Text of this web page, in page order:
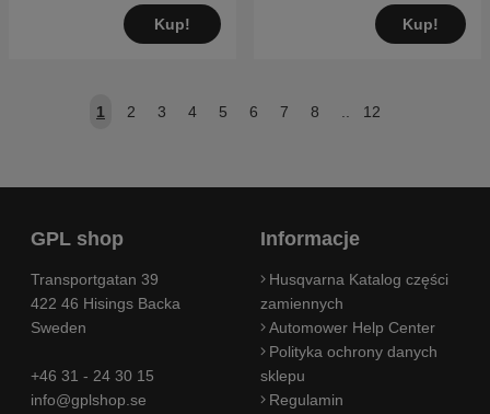
Kup! Kup!
1 2 3 4 5 6 7 8 .. 12
GPL shop
Transportgatan 39
422 46 Hisings Backa
Sweden
+46 31 - 24 30 15
info@gplshop.se
Informacje
Husqvarna Katalog części
zamiennych
Automower Help Center
Polityka ochrony danych
sklepu
Regulamin